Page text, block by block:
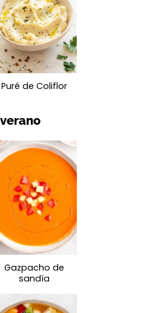
Puré de Coliflor
Gazpacho de
sandía